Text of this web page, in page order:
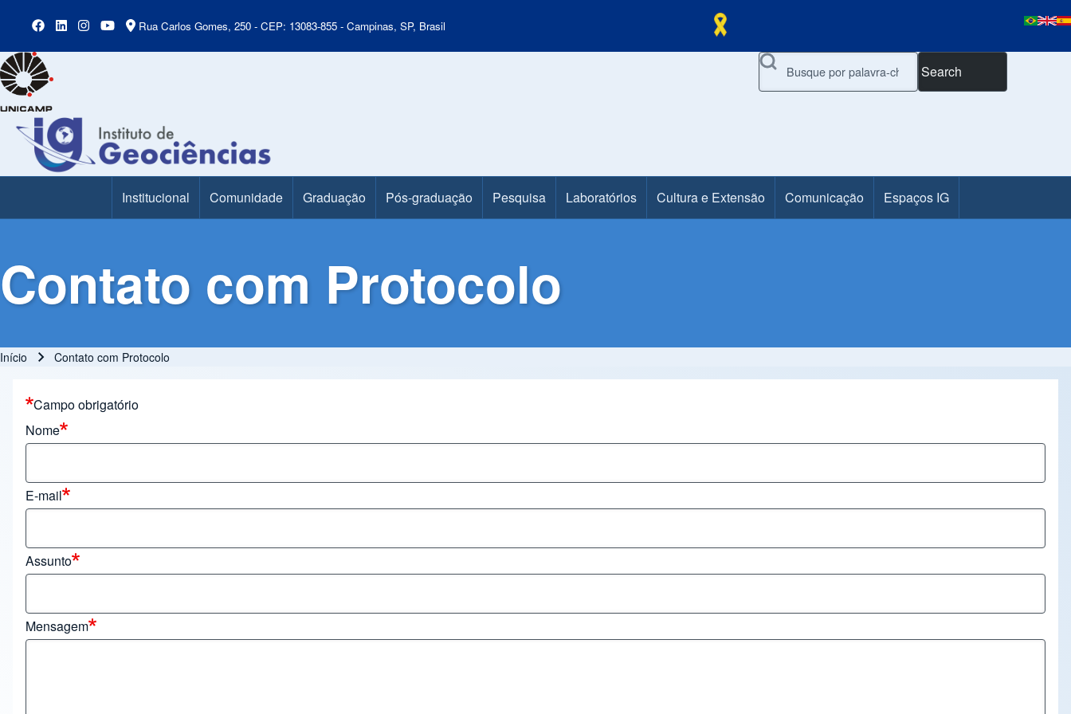
Rua Carlos Gomes, 250 - CEP: 13083-855 - Campinas, SP, Brasil
Search
Main MenuInstitucional Comunidade Graduação Pós-graduação Pesquisa Laboratórios Cultura e Extensão Comunicação Espaços IG
Contato com Protocolo
Início Contato com Protocolo
Campo obrigatório
Nome
E-mail
Assunto
Mensagem